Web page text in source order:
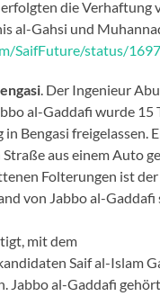
erfolgten die Verhaftung
al-Gahsi und
SaifFuture/status/
. Der Ingenieur
al-Gaddafi wurde 15
Bengasi freigelassen.
aus einem Auto
Folterungen ist der
von Jabbo al-Gaddafi
mit dem
Saif al-Islam
Jabbo al-Gaddafi